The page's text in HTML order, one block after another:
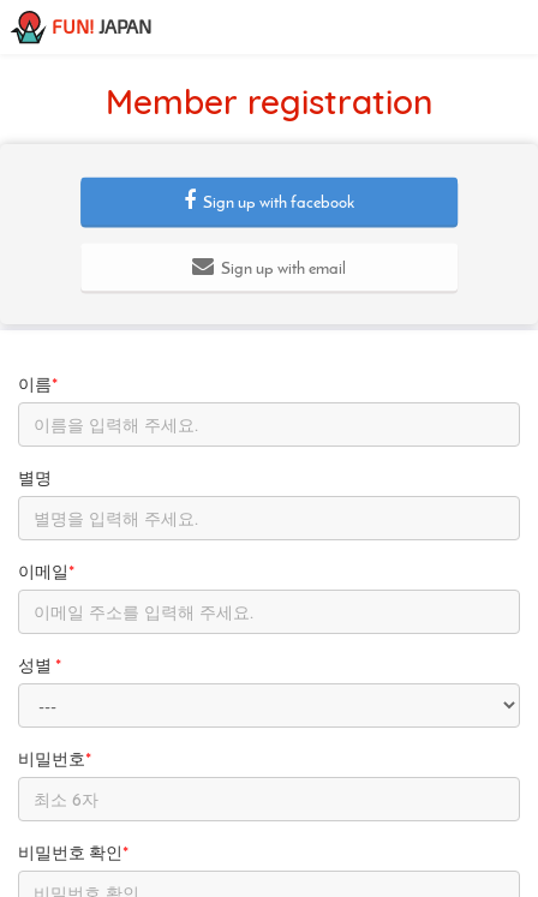
FUN! JAPAN
Member registration
Sign up with facebook
Sign up with email
이름*
별명
이메일 *
성별 *
비밀번호*
비밀번호 확인 *